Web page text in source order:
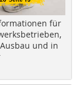
für
und in